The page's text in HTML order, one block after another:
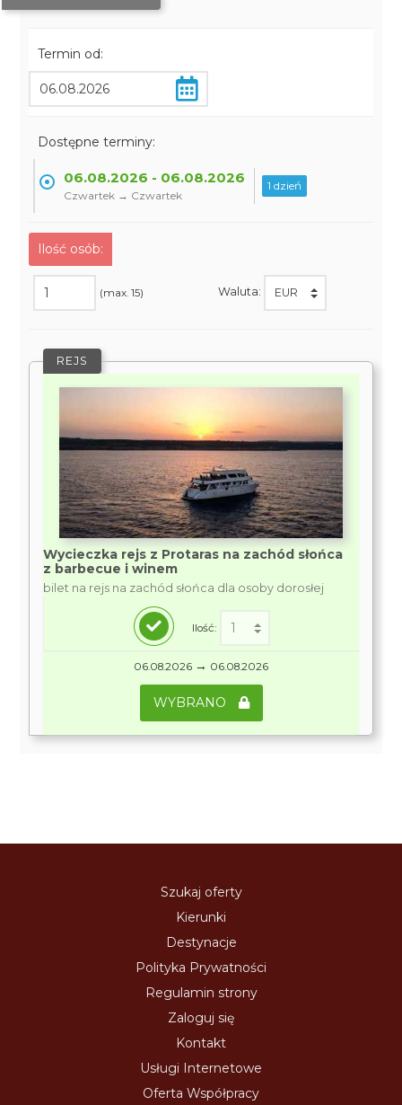
Termin od:
Dostępne terminy:
06.08.2026 - 06.08.2026
Czwartek → Czwartek
1 dzień
Ilość osób:
(max. 15) Waluta:
REJS
Wycieczka rejs z Protaras na zachód słońca
z barbecue i winem
bilet na rejs na zachód słońca dla osoby dorosłej
Ilość:
06.08.2026 → 06.08.2026
WYBRANO
Szukaj oferty
Kierunki
Destynacje
Polityka Prywatności
Regulamin strony
Zaloguj się
Kontakt
Usługi Internetowe
Oferta Współpracy